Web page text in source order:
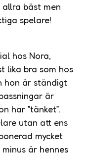
allra bäst men
spelare!
hos Nora,
lika bra som hos
hon är ständigt
är
har ”tänket”.
utan att ens
mycket
är hennes